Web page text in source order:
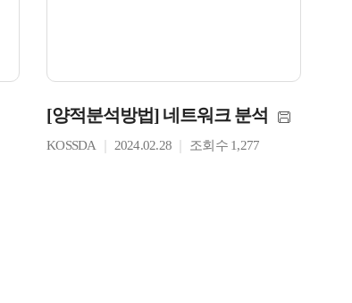
[양적분석방법] 네트워크 분석
KOSSDA 2024.02.28 조회수 1,277